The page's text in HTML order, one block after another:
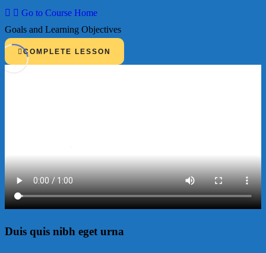
Lesson List Browse Q&A
Introduction
Security Bugs and Vulnerabilities
Go to Course Home
Goals and Learning Objectives
COMPLETE LESSON
Duis quis nibh eget urna